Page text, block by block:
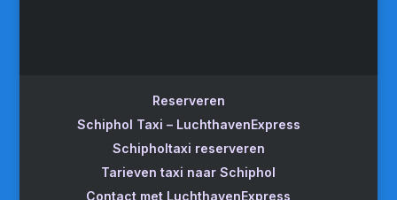
Reserveren
Schiphol Taxi – LuchthavenExpress
Schipholtaxi reserveren
Tarieven taxi naar Schiphol
Contact met LuchthavenExpress